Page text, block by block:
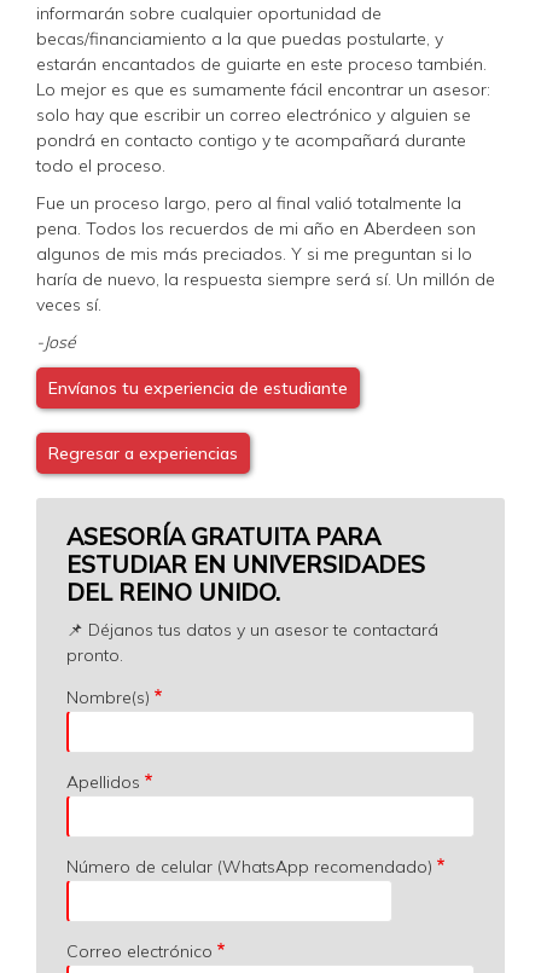
informarán sobre cualquier oportunidad de
becas/financiamiento a la que puedas postularte, y
estarán encantados de guiarte en este proceso también.
Lo mejor es que es sumamente fácil encontrar un asesor:
solo hay que escribir un correo electrónico y alguien se
pondrá en contacto contigo y te acompañará durante
todo el proceso.
Fue un proceso largo, pero al final valió totalmente la
pena. Todos los recuerdos de mi año en Aberdeen son
algunos de mis más preciados. Y si me preguntan si lo
haría de nuevo, la respuesta siempre será sí. Un millón de
veces sí.
-José
Envíanos tu experiencia de estudiante
Regresar a experiencias
ASESORÍA GRATUITA PARA
ESTUDIAR EN UNIVERSIDADES
DEL REINO UNIDO.
📌 Déjanos tus datos y un asesor te contactará
pronto.
Nombre(s)
Apellidos
Número de celular (WhatsApp recomendado)
Correo electrónico